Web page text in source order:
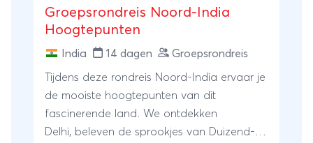
Groepsrondreis Noord-India
Hoogtepunten
India 14 dagen Groepsrondreis
Tijdens deze rondreis Noord-India ervaar je
de mooiste hoogtepunten van dit
fascinerende land. We ontdekken
Delhi, beleven de sprookjes van Duizend-